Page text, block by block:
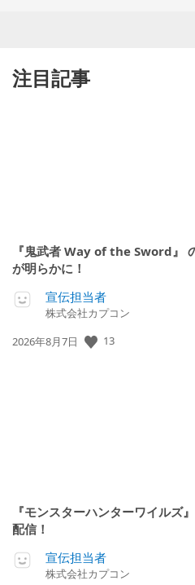
注目記事
『鬼武者 Way of the Sword』
が明らかに！
宣伝担当者
株式会社カプコン
公
2026年8月7日 13
『モンスターハンターワイルズ
配信！
宣伝担当者
株式会社カプコン